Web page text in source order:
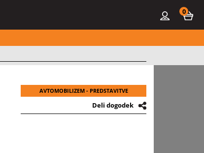
0
AVTOMOBILIZEM - PREDSTAVITVE
Deli dogodek